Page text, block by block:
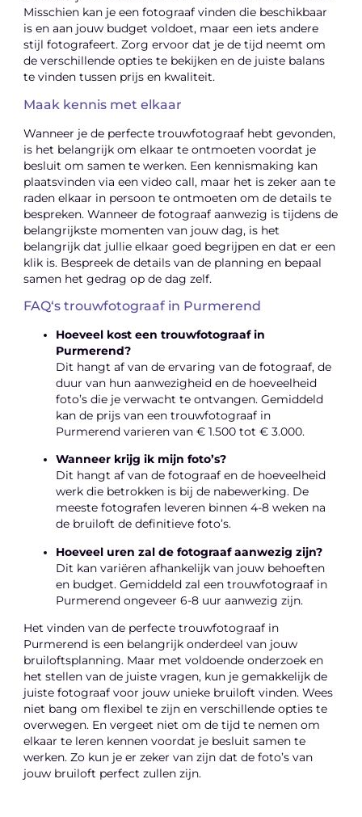
Misschien kan je een fotograaf vinden die beschikbaar
is en aan jouw budget voldoet, maar een iets andere
stijl fotografeert. Zorg ervoor dat je de tijd neemt om
de verschillende opties te bekijken en de juiste balans
te vinden tussen prijs en kwaliteit.
Maak kennis met elkaar
Wanneer je de perfecte trouwfotograaf hebt gevonden,
is het belangrijk om elkaar te ontmoeten voordat je
besluit om samen te werken. Een kennismaking kan
plaatsvinden via een video call, maar het is zeker aan te
raden elkaar in persoon te ontmoeten om de details te
bespreken. Wanneer de fotograaf aanwezig is tijdens de
belangrijkste momenten van jouw dag, is het
belangrijk dat jullie elkaar goed begrijpen en dat er een
klik is. Bespreek de details van de planning en bepaal
samen het gedrag op de dag zelf.
FAQ‘s trouwfotograaf in Purmerend
Hoeveel kost een trouwfotograaf in
Purmerend?
Dit hangt af van de ervaring van de fotograaf, de
duur van hun aanwezigheid en de hoeveelheid
foto’s die je verwacht te ontvangen. Gemiddeld
kan de prijs van een trouwfotograaf in
Purmerend varieren van € 1.500 tot € 3.000.
Wanneer krijg ik mijn foto’s?
Dit hangt af van de fotograaf en de hoeveelheid
werk die betrokken is bij de nabewerking. De
meeste fotografen leveren binnen 4-8 weken na
de bruiloft de definitieve foto’s.
Hoeveel uren zal de fotograaf aanwezig zijn?
Dit kan variëren afhankelijk van jouw behoeften
en budget. Gemiddeld zal een trouwfotograaf in
Purmerend ongeveer 6-8 uur aanwezig zijn.
Het vinden van de perfecte trouwfotograaf in
Purmerend is een belangrijk onderdeel van jouw
bruiloftsplanning. Maar met voldoende onderzoek en
het stellen van de juiste vragen, kun je gemakkelijk de
juiste fotograaf voor jouw unieke bruiloft vinden. Wees
niet bang om flexibel te zijn en verschillende opties te
overwegen. En vergeet niet om de tijd te nemen om
elkaar te leren kennen voordat je besluit samen te
werken. Zo kun je er zeker van zijn dat de foto’s van
jouw bruiloft perfect zullen zijn.